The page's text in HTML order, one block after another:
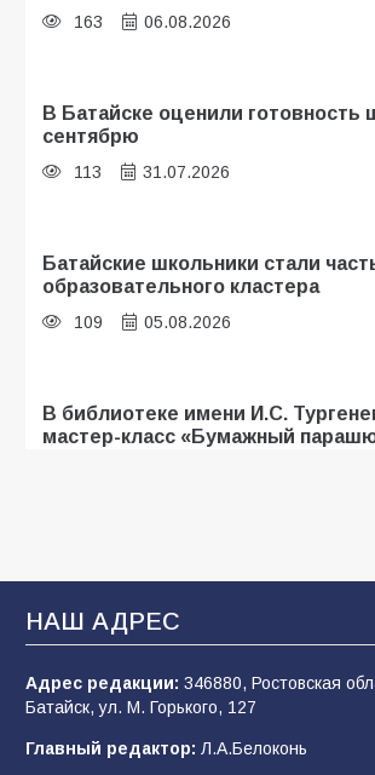
163 06.08.2026
В Батайске оценили готовность
сентябрю
113 31.07.2026
Батайские школьники стали
образовательного кластера
109 05.08.2026
В библиотеке имени И.С.
мастер-класс «Бумажный
«Мобилизация или набор?» Что
деле происходит в армии России
2026 года
В Батайске продолжаются
НАШ АДРЕС
Адрес редакции: 346880, Ростовская
Батайск, ул. М. Горького, 127
Главный редактор: Л.А.Белоконь